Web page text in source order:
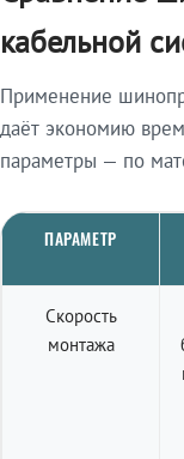
кабельной
Применение
даёт экономию
параметры — по
ПАРАМЕТР
Скорость
монтажа